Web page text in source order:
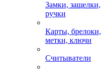
Замки, защелки,
ручки
Карты, брелоки,
метки, ключи
Считыватели